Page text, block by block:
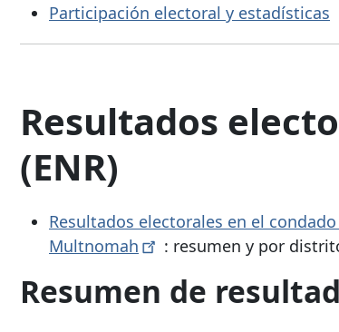
Participación electoral y estadísticas
Resultados
(ENR)
Resultados electorales en el
Multnomah
: resumen y por
Resumen de